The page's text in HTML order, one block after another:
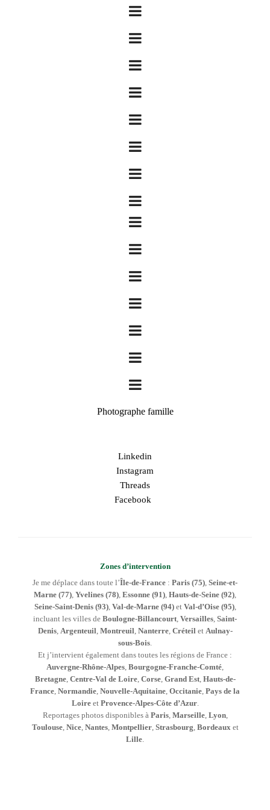
Photographe famille
Linkedin
Instagram
Threads
Facebook
Zones d’intervention
Je me déplace dans toute l’Île-de-France : Paris (75) Seine-et-
Marne (77) Yvelines (78) Essonne (91) Hauts-de-Seine (92)
Seine-Saint-Denis (93), Val-de-Marne (94)et Val-d’Oise (95),
incluant les villes de Boulogne-Billancourt Versailles Saint-
Denis, Argenteuil Montreuil Nanterre, Créteil et Aulnay-
sous-Bois
Et j’intervient également dans toutes les régions de France :
Auvergne-Rhône-Alpes Bourgogne-Franche-Comté
Bretagne, Centre-Val de Loire, Corse, Grand Est, Hauts-de-
France Normandie Nouvelle-Aquitaine Occitanie Pays de la
Loireet Provence-Alpes-Côte d’Azur.
Reportages photos disponibles à Paris, Marseille, Lyon,
Toulouse, Nice, Nantes, Montpellier, Strasbourg Bordeaux et
Lille